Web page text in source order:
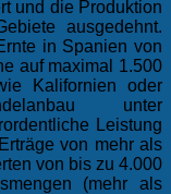
und die Produktion
ausgedehnt.
in Spanien von
auf maximal 1.500
Kalifornien oder
unter
Leistung
von mehr als
von bis zu 4.000
(mehr als